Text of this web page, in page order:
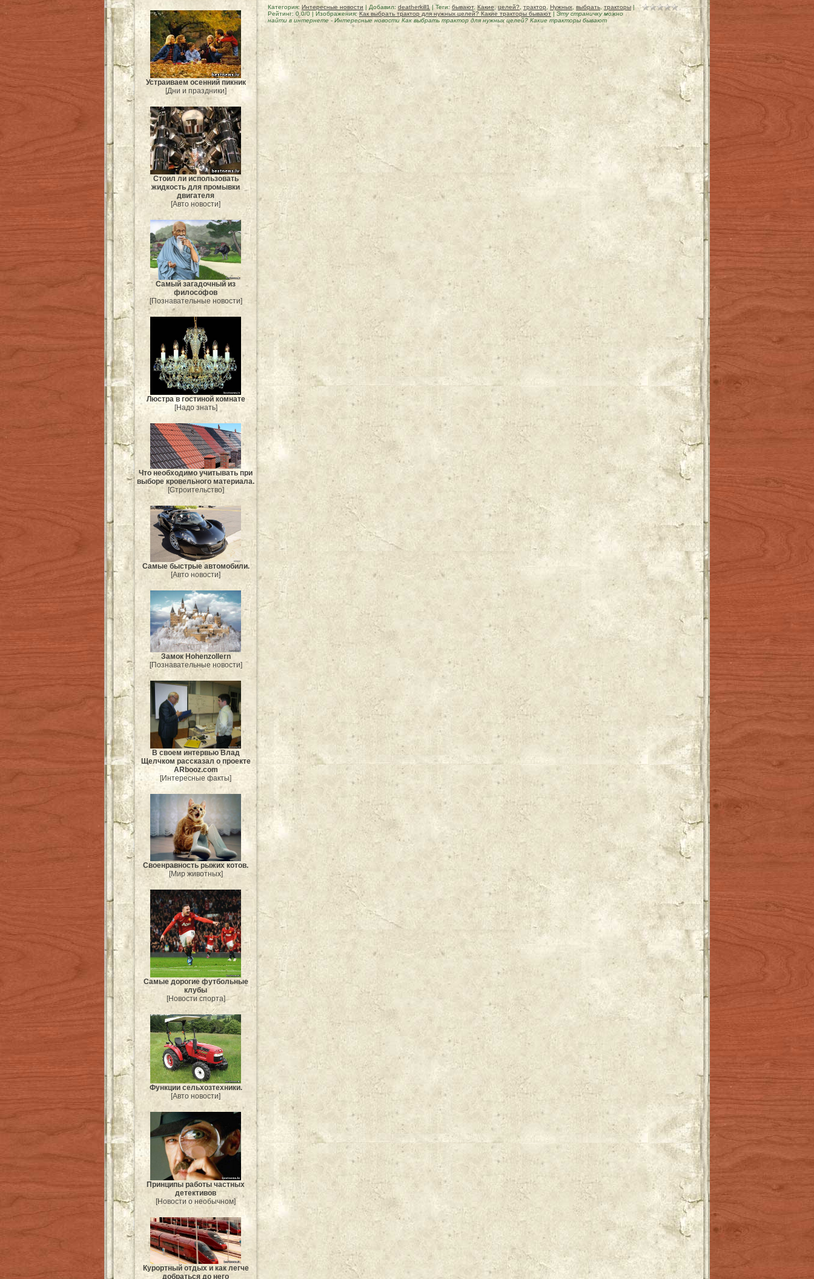
Устраиваем осенний пикник
[Дни и праздники]
Стоил ли использовать
жидкость для промывки
двигателя
[Авто новости]
Самый загадочный из
философов
[Познавательные новости]
Люстра в гостиной комнате
[Надо знать]
Что необходимо учитывать при
выборе кровельного материала.
[Строительство]
Самые быстрые автомобили.
[Авто новости]
Замок Hohenzollern
[Познавательные новости]
В своем интервью Влад
Щелчком рассказал о проекте
ARbooz.com
[Интересные факты]
Своенравность рыжих котов.
[Мир животных]
Самые дорогие футбольные
клубы
[Новости спорта]
Функции сельхозтехники.
[Авто новости]
Принципы работы частных
детективов
[Новости о необычном]
Курортный отдых и как легче
добраться до него
Категория: Интересные новости | Добавил: deatherkill1 | Теги: бывают,Какие,целей? трактор Нужных выбрать тракторы |
Рейтинг: 0.0/0 | Изображения:Как выбрать трактор для нужных целей? Какие тракторы бывают | Эту страничку можно
найти в интернете - Интересные новости Как выбрать трактор для нужных целей? Какие тракторы бывают